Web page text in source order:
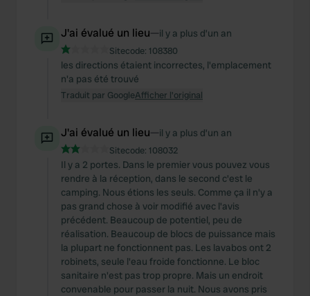
J'ai évalué un lieu—il y a plus d’un an
Sitecode: 108380
les directions étaient incorrectes, l'emplacement
n'a pas été trouvé
Traduit par GoogleAfficher l'original
J'ai évalué un lieu—il y a plus d’un an
Sitecode: 108032
Il y a 2 portes. Dans le premier vous pouvez vous
rendre à la réception, dans le second c'est le
camping. Nous étions les seuls. Comme ça il n'y a
pas grand chose à voir modifié avec l'avis
précédent. Beaucoup de potentiel, peu de
réalisation. Beaucoup de blocs de puissance mais
la plupart ne fonctionnent pas. Les lavabos ont 2
robinets, seule l'eau froide fonctionne. Le bloc
sanitaire n'est pas trop propre. Mais un endroit
convenable pour passer la nuit. Nous avons pris